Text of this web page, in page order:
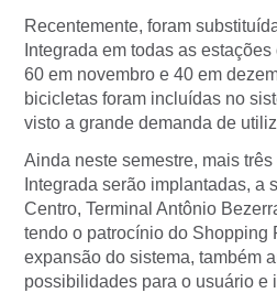
Recentemente, foram
Integrada em todas as
60 em novembro e 40 em
bicicletas foram incluídas no
visto a grande demanda de
Ainda neste semestre, mais
Integrada serão implantadas, a
Centro, Terminal Antônio
tendo o patrocínio do Shopping
expansão do sistema, também
possibilidades para o usuário e